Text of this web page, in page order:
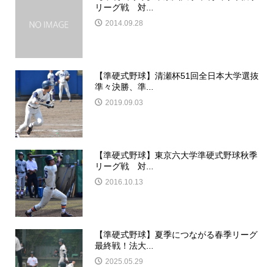
リーグ戦 対...
2014.09.28
【準硬式野球】清瀬杯51回全日本大学選抜
準々決勝、準...
2019.09.03
【準硬式野球】東京六大学準硬式野球秋季
リーグ戦 対...
2016.10.13
【準硬式野球】夏季につながる春季リーグ
最終戦！法大...
2025.05.29